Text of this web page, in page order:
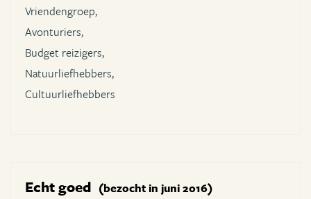
Vriendengroep,
Avonturiers,
Budget reizigers,
Natuurliefhebbers,
Cultuurliefhebbers
Echt goed (bezocht in juni 2016)